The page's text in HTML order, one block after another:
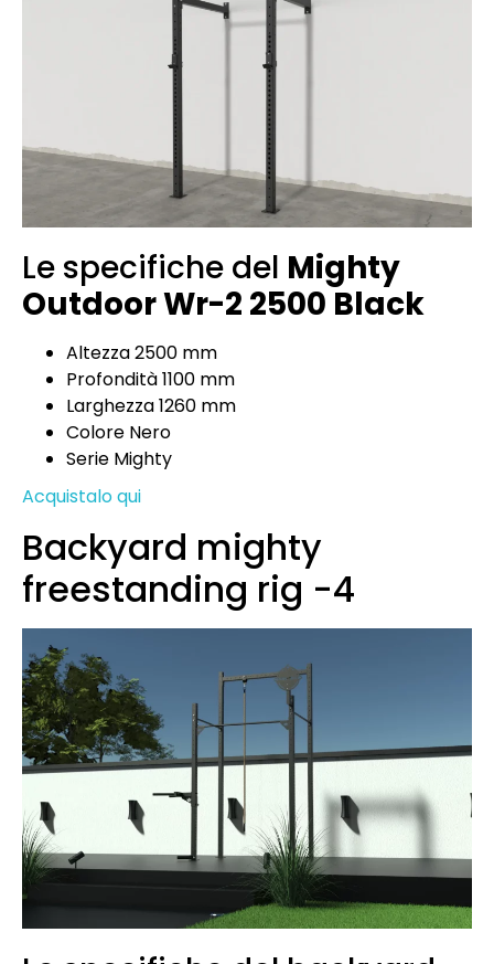
Le specifiche del Mighty
Outdoor Wr-2 2500 Black
Altezza 2500 mm
Profondità 1100 mm
Larghezza 1260 mm
Colore Nero
Serie Mighty
Acquistalo qui
Backyard mighty
freestanding rig -4